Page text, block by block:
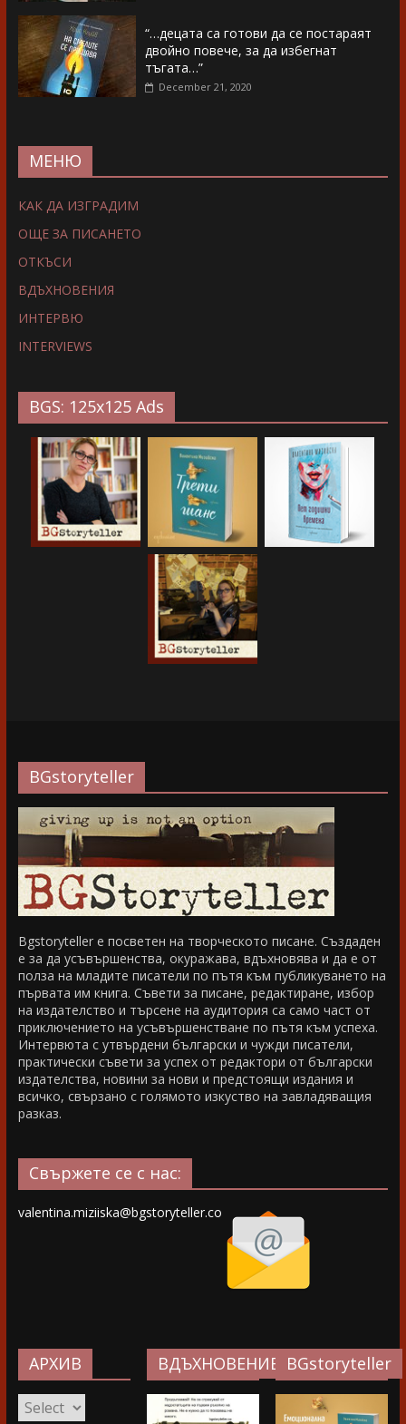
“…децата са готови да се постараят
двойно повече, за да избегнат
тъгата…”
December 21, 2020
МЕНЮ
КАК ДА ИЗГРАДИМ
ОЩЕ ЗА ПИСАНЕТО
ОТКЪСИ
ВДЪХНОВЕНИЯ
ИНТЕРВЮ
INTERVIEWS
BGS: 125x125 Ads
BGstoryteller
Bgstoryteller е посветен на творческото писане. Създаден
е за да усъвършенства, окуражава, вдъхновява и да е от
полза на младите писатели по пътя към публикуването на
първата им книга. Съвети за писане, редактиране, избор
на издателство и търсене на аудитория са само част от
приключението на усъвършенстване по пътя към успеха.
Интервюта с утвърдени български и чужди писатели,
практически съвети за успех от редактори от български
издателства, новини за нови и предстоящи издания и
всичко, свързано с голямото изкуство на завладяващия
разказ.
Свържете се с нас:
valentina.miziiska@bgstoryteller.co
АРХИВ
АРХИВ
ВДЪХНОВЕНИЕ…BGstoryteller